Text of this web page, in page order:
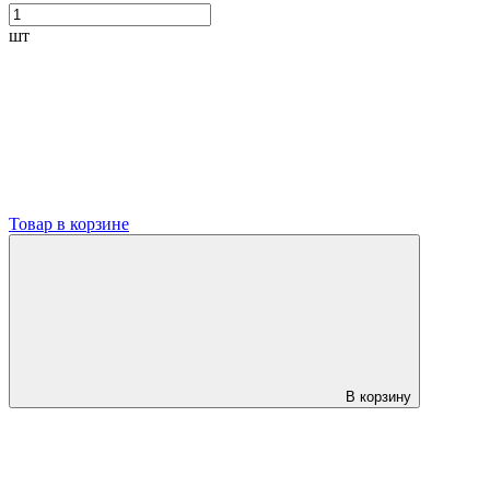
шт
Товар в корзине
В корзину